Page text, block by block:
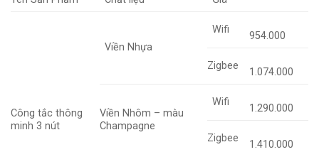
Công tắc thông
minh 3 nút
Viền Nhựa
Wifi
954.000
Zigbee
1.074.000
Viền Nhôm – màu
Champagne
Wifi
1.290.000
Zigbee
1.410.000